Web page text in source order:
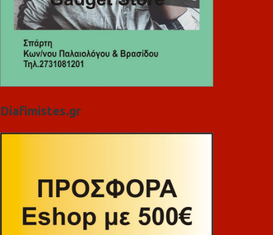
Diafimistes.gr